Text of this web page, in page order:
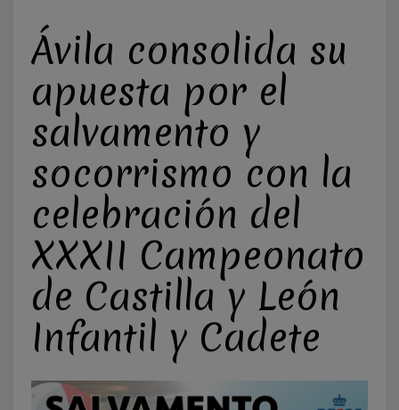
Ávila consolida su
apuesta por el
salvamento y
socorrismo con la
celebración del
XXXII Campeonato
de Castilla y León
Infantil y Cadete